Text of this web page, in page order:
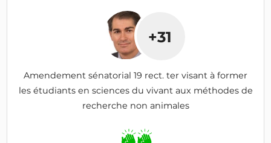
+31
Amendement sénatorial 19 rect. ter visant à former
les étudiants en sciences du vivant aux méthodes de
recherche non animales